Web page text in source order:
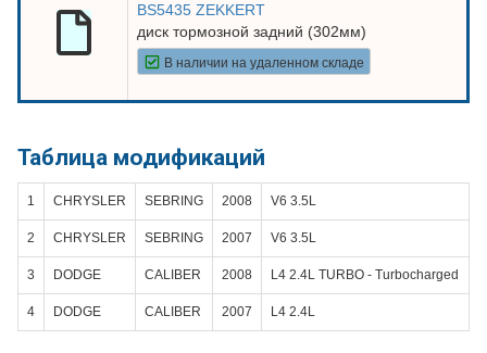
BS5435 ZEKKERT
диск тормозной задний (302мм)
В наличии на удаленном складе
Таблица модификаций
1 CHRYSLER SEBRING 2008 V6 3.5L
2 CHRYSLER SEBRING 2007 V6 3.5L
3 DODGE CALIBER 2008 L4 2.4L TURBO - Turbocharged
4 DODGE CALIBER 2007 L4 2.4L